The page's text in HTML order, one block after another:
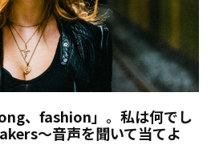
、fashion」。私は何でし
～音声を聞いて当てよ